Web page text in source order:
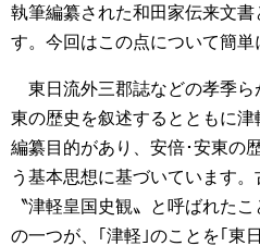
執筆編纂された和田家伝来文書
す。今回はこの点について簡単
東日流外三郡誌などの孝季ら
東の歴史を叙述するとともに津
編纂目的があり、安倍･安東の
う基本思想に基づいています
〝津軽皇国史観〟と呼ばれた
の一つが、｢津軽｣のことを｢東